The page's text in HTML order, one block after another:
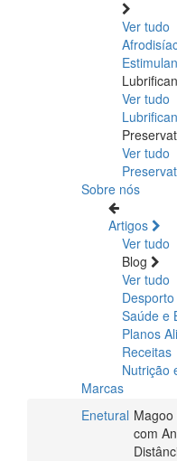
Ver tudo
Ver tudo
Ver tudo
Sobre nós
Artigos
Ver tudo
Blog
Ver tudo
Saúde e
Planos
Receitas
Nutrição
Marcas
Enetural
com